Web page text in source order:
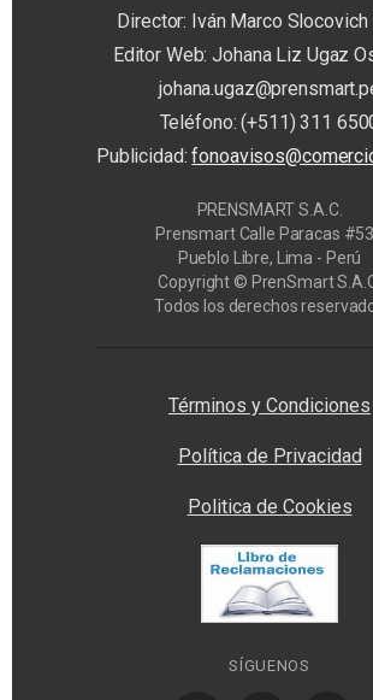
Director: Iván Marco Slocovich
Editor Web: Johana Liz Ugaz
Teléfono: (+511) 311
Publicidad:
PRENSMART S.A.C.
Prensmart Calle Paracas
Pueblo Libre, Lima - Perú
Copyright © PrenSmart
Todos los derechos
Términos y Condiciones
Política de Privacidad
Politica de Cookies
SÍGUENOS